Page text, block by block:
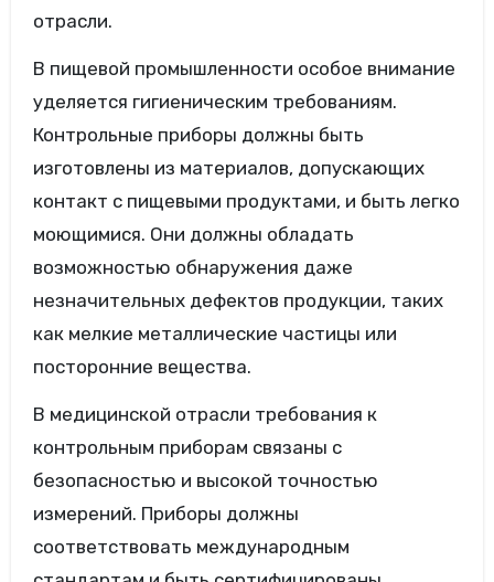
отрасли.
В пищевой промышленности особое внимание
уделяется гигиеническим требованиям.
Контрольные приборы должны быть
изготовлены из материалов, допускающих
контакт с пищевыми продуктами, и быть легко
моющимися. Они должны обладать
возможностью обнаружения даже
незначительных дефектов продукции, таких
как мелкие металлические частицы или
посторонние вещества.
В медицинской отрасли требования к
контрольным приборам связаны с
безопасностью и высокой точностью
измерений. Приборы должны
соответствовать международным